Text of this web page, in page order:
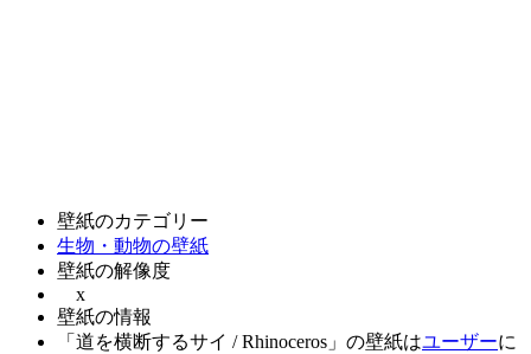
壁紙のカテゴリー
生物・動物の壁紙
壁紙の解像度
x
壁紙の情報
「道を横断するサイ / Rhinoceros」の壁紙はユーザーに